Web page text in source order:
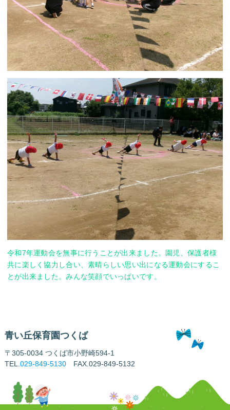
令和7年運動会を無事に行うことが出来ました。園児、保護者様
共に楽しく協力し合い、素晴らしい思い出になる運動会にするこ
とが出来ました。みんな笑顔でいっぱいです。
青い丘保育園つくば
〒305-0034 つくば市小野崎594-1
TEL. 029-849-5130 FAX.029-849-5132